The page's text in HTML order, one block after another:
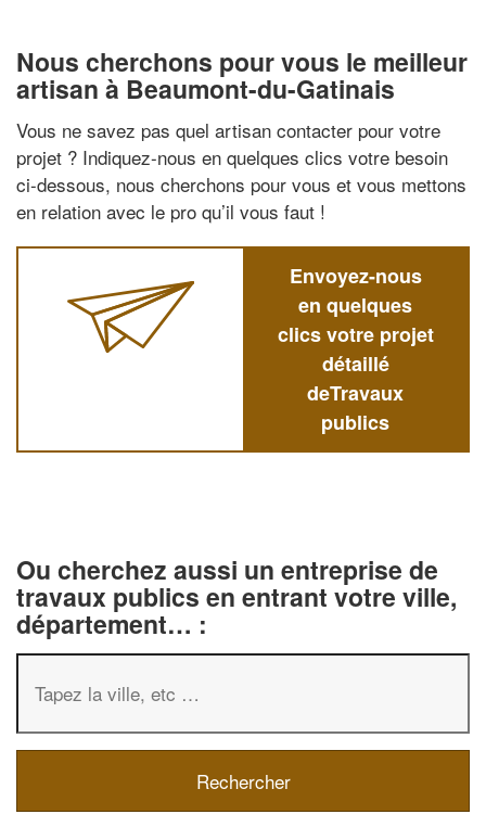
Nous cherchons pour vous le meilleur
artisan à Beaumont-du-Gatinais
Vous ne savez pas quel artisan contacter pour votre
projet ? Indiquez-nous en quelques clics votre besoin
ci-dessous, nous cherchons pour vous et vous mettons
en relation avec le pro qu’il vous faut !
Envoyez-nous
en quelques
clics votre projet
détaillé
deTravaux
publics
Ou cherchez aussi un entreprise de
travaux publics en entrant votre ville,
département… :